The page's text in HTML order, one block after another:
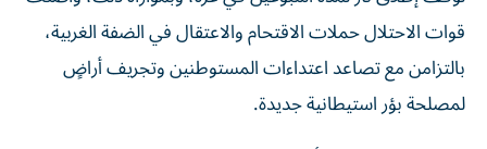
قوات الاحتلال حملات الاقتحام والاعتقال في الضفة الغربية،
بالتزامن مع تصاعد اعتداءات المستوطنين وتجريف أراضٍ
لمصلحة بؤر استيطانية جديدة.